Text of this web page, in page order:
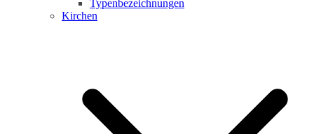
Typenbezeichnungen
Kirchen